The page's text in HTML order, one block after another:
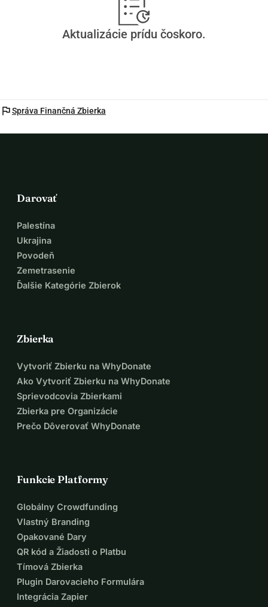
Aktualizácie prídu čoskoro.
flagSpráva Finančná Zbierka
Darovať
Palestína
Ukrajina
Povodeň
Zemetrasenie
Ďalšie Kategórie Zbierok
Zbierka
Vytvoriť Zbierku na WhyDonate
Ako Vytvoriť Zbierku na WhyDonate
Sprievodcovia Zbierkami
Zbierka pre Organizácie
Prečo Dôverovať WhyDonate
Funkcie Platformy
Globálny Crowdfunding
Vlastný Branding
Opakované Dary
QR kód a Žiadosti o Platbu
Tímová Zbierka
Plugin Darovacieho Formulára
Integrácia Zapier